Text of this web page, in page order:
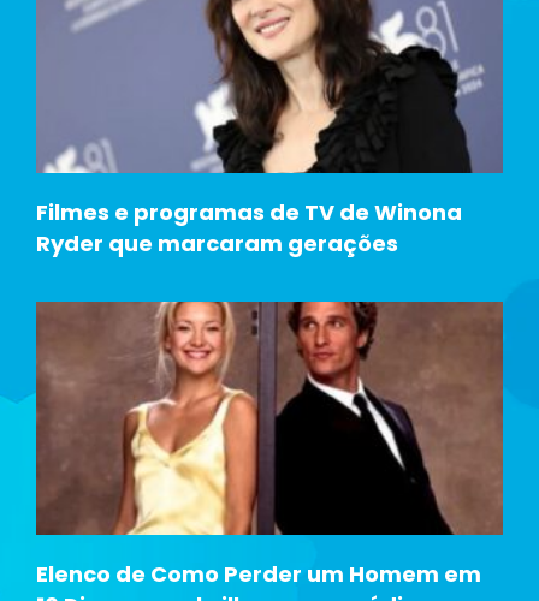
Filmes e programas de TV de Winona
Ryder que marcaram gerações
Elenco de Como Perder um Homem em